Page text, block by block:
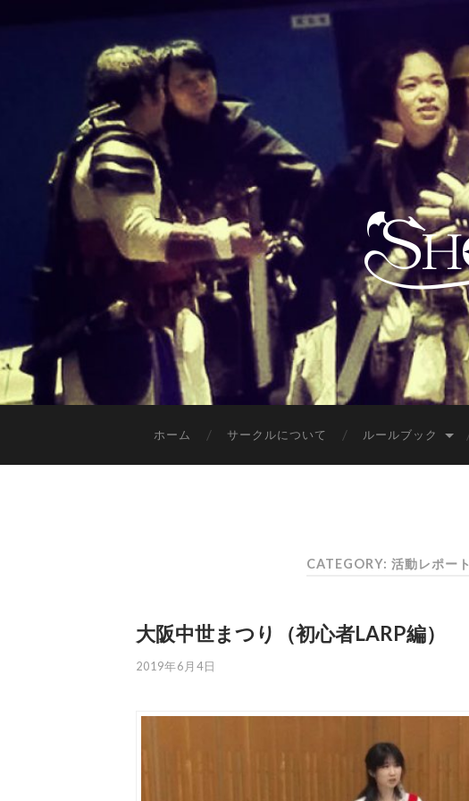
ホーム サークルについて ルールブック
CATEGORY: 活動レポート
大阪中世まつり（初心者LARP編）
2019年6月4日